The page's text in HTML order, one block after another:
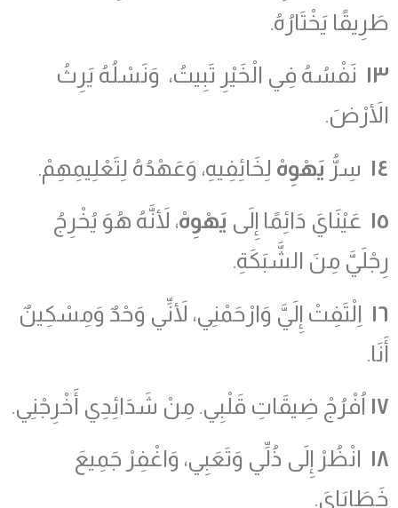
طَرِيقًا يَخْتَارُهُ.
١٣ نَفْسُهُ فِي الْخَيْرِ تَبِيتُ، وَنَسْلُهُ يَرِثُ
الأَرْضَ.
١٤ سِرُّ يَهْوِهْ لِخَائِفِيهِ، وَعَهْدُهُ لِتَعْلِيمِهِمْ.
١٥ عَيْنَايَ دَائِمًا إِلَى يَهْوِهْ، لأَنَّهُ هُوَ يُخْرِجُ
رِجْلَيَّ مِنَ الشَّبَكَةِ.
١٦ اِلْتَفِتْ إِلَيَّ وَارْحَمْنِي، لأَنِّي وَحْدٌ وَمِسْكِينٌ
أَنَا.
١٧ اُفْرُجْ ضِيقَاتِ قَلْبِي. مِنْ شَدَائِدِي أَخْرِجْنِي.
١٨ انْظُرْ إِلَى ذُلِّي وَتَعَبِي، وَاغْفِرْ جَمِيعَ
خَطَايَايَ.